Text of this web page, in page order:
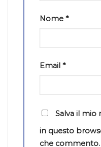
Nome *
Email *
Salva il mio
in questo
che commento.